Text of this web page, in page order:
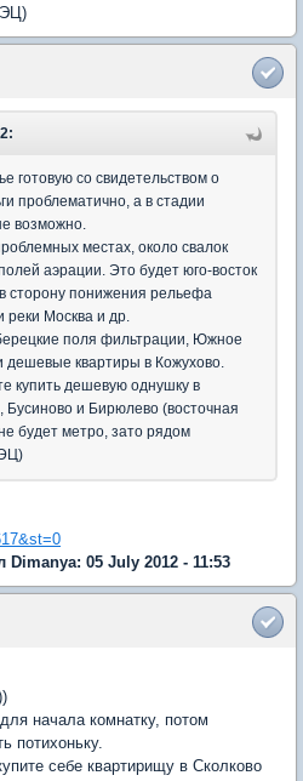
готовую со свидетельством о
проблематично, а в стадии
возможно.
местах, около свалок
аэрации. Это будет юго-восток
сторону понижения рельефа
реки Москва и др.
поля фильтрации, Южное
квартиры в Кожухово.
купить дешевую однушку в
Бусиново и Бирюлево (восточная
будет метро, зато рядом
05 July 2012 - 11:53
начала комнатку, потом
потихоньку.
себе квартирищу в Сколково